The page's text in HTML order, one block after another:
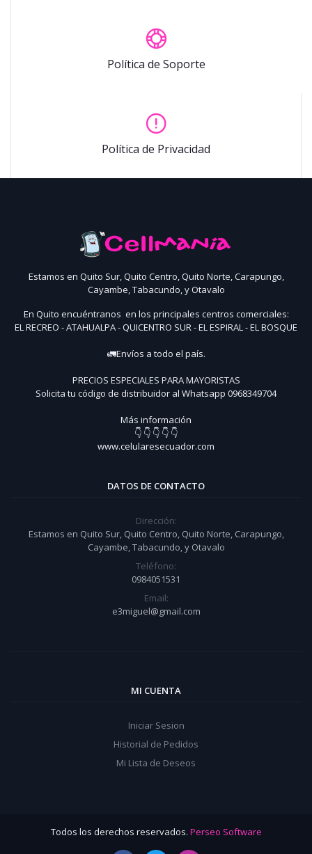
Política de Soporte
Política de Privacidad
Estamos en Quito Sur, Quito Centro, Quito Norte, Carapungo,
Cayambe, Tabacundo, y Otavalo
En Quito encuéntranos en los principales centros comerciales:
EL RECREO - ATAHUALPA - QUICENTRO SUR - EL ESPIRAL - EL BOSQUE
🚛Envíos a todo el país.
PRECIOS ESPECIALES PARA MAYORISTAS
Solicita tu código de distribuidor al Whatsapp 0968349704
Más información
👇 👇 👇 👇 👇
www.celularesecuador.com
DATOS DE CONTACTO
Dirección:
Estamos en Quito Sur, Quito Centro, Quito Norte, Carapungo,
Cayambe, Tabacundo, y Otavalo
Teléfono:
0984051531
Email:
e3miguel@gmail.com
MI CUENTA
Iniciar Sesion
Historial de Pedidos
Mi Lista de Deseos
Todos los derechos reservados. Perseo Software